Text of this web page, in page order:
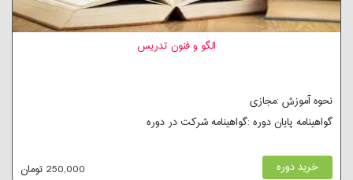
الگو و فنون تدریس
نحوه آموزش :مجازی
گواهینامه پایان دوره :گواهینامه شرکت در دوره
خرید دوره 250,000 تومان